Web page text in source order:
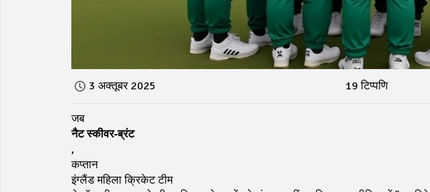
3 अक्तूबर 2025 19 टिप्पणि
जब
नैट स्कीवर‑ब्रंट
,
कप्तान
इंग्लैंड महिला क्रिकेट टीम